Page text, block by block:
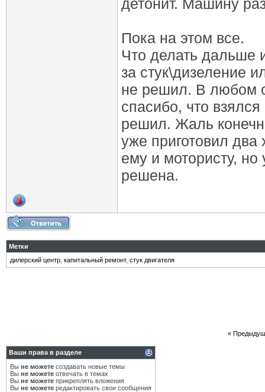
детонит. Машину
Пока на этом все.
Что делать дальше
за стук\дизеление
не решил. В любом
спасибо, что
решил. Жаль
уже приготовил два
ему и мотористу,
решена.
Метки
дилерский центр капитальный ремонт, стук двигателя
«
Ваши права в разделе
Вы не можете создавать новые темы
Вы не можете отвечать в темах
Вы не можете прикреплять вложения
Вы не можете редактировать свои сообщения